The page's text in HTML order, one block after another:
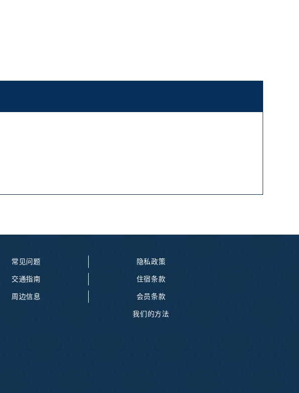
常见问题
交通指南
周边信息
隐私政策
住宿条款
会员条款
我们的方法